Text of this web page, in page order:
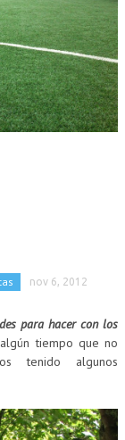
nov 6, 2012
para hacer con los
tiempo que no
tenido algunos